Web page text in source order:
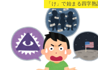
「け」で始まる四字熟